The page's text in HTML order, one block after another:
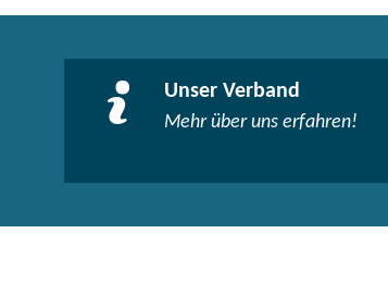
Unser Verband
Mehr über uns erfahren!